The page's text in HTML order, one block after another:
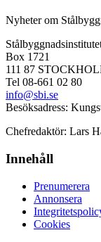
Nyheter om
Box 1721
111 87
Tel 08-661 02 80
info@sbi.se
Besöksadress:
Chefredaktör: Lars
Innehåll
Prenumerera
Annonsera
Cookies